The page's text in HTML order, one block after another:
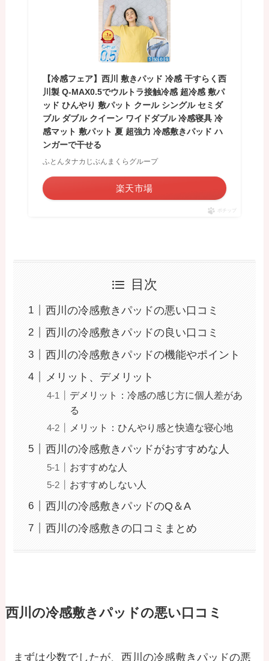
【冷感フェア】西川 敷きパッド 冷感 干すらく西
川製 Q-MAX0.5でウルトラ接触冷感 超冷感 敷パ
ッド ひんやり 敷パット クール シングル セミダ
ブル ダブル クイーン ワイドダブル 冷感寝具 冷
感マット 敷パット 夏 超強力 冷感敷きパッド ハ
ンガーで干せる
ふとんタナカじぶんまくらグループ
楽天市場
ポチップ
目次
西川の冷感敷きパッドの悪い口コミ
西川の冷感敷きパッドの良い口コミ
西川の冷感敷きパッドの機能やポイント
メリット、デメリット
デメリット：冷感の感じ方に個人差があ
る
メリット：ひんやり感と快適な寝心地
西川の冷感敷きパッドがおすすめな人
おすすめな人
おすすめしない人
西川の冷感敷きパッドのQ＆A
西川の冷感敷きの口コミまとめ
西川の冷感敷きパッドの悪い口コミ
まずは少数でしたが、西川の冷感敷きパッドの悪